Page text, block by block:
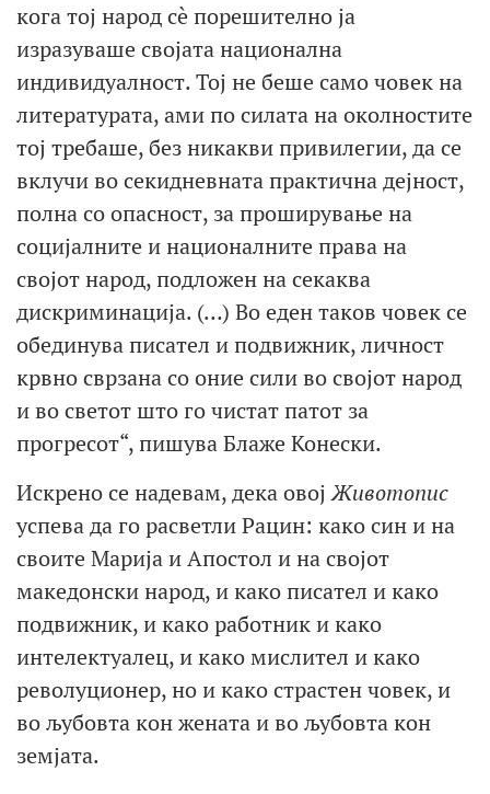
кога тој народ сè порешително ја
изразуваше својата национална
индивидуалност. Тој не беше само човек на
литературата, ами по силата на околностите
тој требаше, без никакви привилегии, да се
вклучи во секидневната практична дејност,
полна со опасност, за проширување на
социјалните и националните права на
својот народ, подложен на секаква
дискриминација. (…) Во еден таков човек се
обединува писател и подвижник, личност
крвно сврзана со оние сили во својот народ
и во светот што го чистат патот за
прогресот“, пишува Блаже Конески.
Искрено се надевам, дека овојЖивотопис
успева да го расветли Рацин: како син и на
своите Марија и Апостол и на својот
македонски народ, и како писател и како
подвижник, и како работник и како
интелектуалец, и како мислител и како
револуционер, но и како страстен човек, и
во љубовта кон жената и во љубовта кон
земјата.